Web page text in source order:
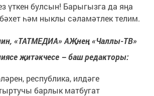
үткен булсын! Барыгызга да яңа
һәм ныклы сәламәтлек телим.
«ТАТМЕДИА» АҖнең «Чаллы-ТВ»
җитәкчесе – баш редакторы:
республика, илдәге
барлык матбугат